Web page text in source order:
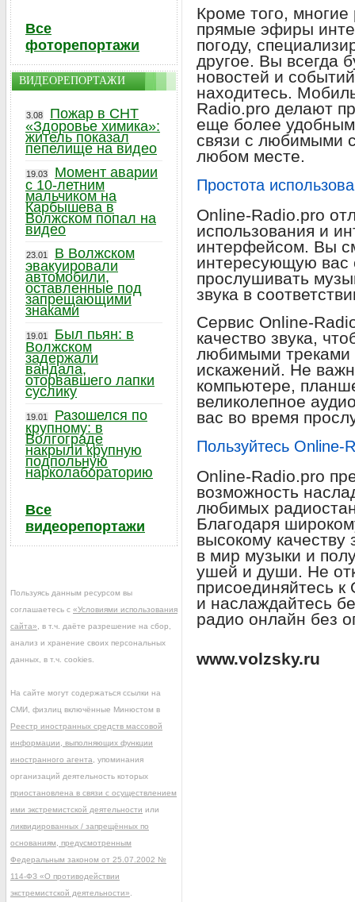
Кроме того,
прямые эфиры
погоду,
другое. Вы всегда
новостей и
находитесь.
Radio.pro делают
еще более
связи с любимыми
любом месте.
Простота
Online-Radio.pro
использования и
интерфейсом. Вы
интересующую вас
прослушивать
звука в
Сервис Online-
качество звука,
любимыми треками
искажений. Не
компьютере,
великолепное
вас во время
Пользуйтесь
Online-Radio.pro
возможность
любимых
Благодаря
высокому качеству
в мир музыки и
ушей и души. Не
присоединяйтесь
и наслаждайтесь
радио онлайн без
www.volzsky.ru
Все
фоторепортажи
ВИДЕОРЕПОРТАЖИ
3.08
Пожар в СНТ
«Здоровье химика»:
житель показал
пепелище на видео
19.03
Момент аварии
с 10-летним
мальчиком на
Карбышева в
Волжском попал на
видео
23.01
В Волжском
эвакуировали
автомобили,
оставленные под
запрещающими
знаками
19.01
Был пьян: в
Волжском
задержали
вандала,
оторвавшего лапки
суслику
19.01
Разошелся по
крупному: в
Волгограде
накрыли крупную
подпольную
нарколабораторию
Все
видеорепортажи
Пользуясь данным ресурсом вы
соглашаетесь с «Условиями использования
сайта» , в т.ч. даёте разрешение на сбор,
анализ и хранение своих персональных
данных, в т.ч. cookies.
На сайте могут содержаться ссылки на
СМИ, физлиц включённые Минюстом в
Реестр иностранных средств массовой
информации, выполняющих функции
иностранного агента , упоминания
организаций деятельность которых
приостановлена в связи с осуществлением
ими экстремистской деятельности или
ликвидированных / запрещённых по
основаниям, предусмотренным
Федеральным законом от 25.07.2002 №
114-ФЗ «О противодействии
экстремистской деятельности»